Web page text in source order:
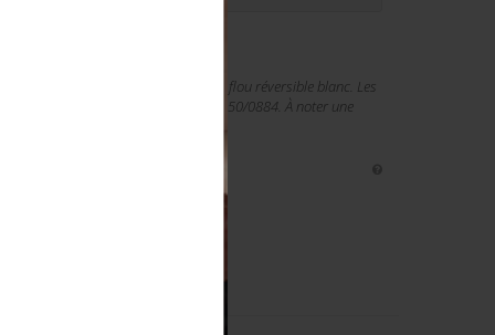
homogène en tissu camouflé flou réversible blanc. Les
au tampon Reichs-Betriebs-Nr 0/0250/0884. À noter une